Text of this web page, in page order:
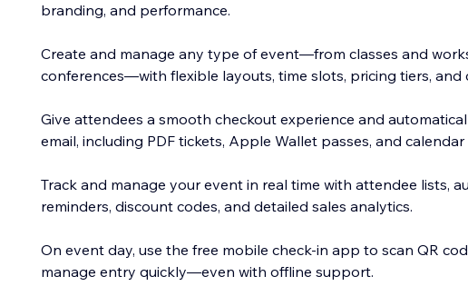
branding, and performance.
Create and manage any type of event—from classes and
conferences—with flexible layouts, time slots, pricing tiers, and
Give attendees a smooth checkout experience and
email, including PDF tickets, Apple Wallet passes, and
Track and manage your event in real time with attendee lists,
reminders, discount codes, and detailed sales analytics.
On event day, use the free mobile check-in app to scan QR
manage entry quickly—even with offline support.